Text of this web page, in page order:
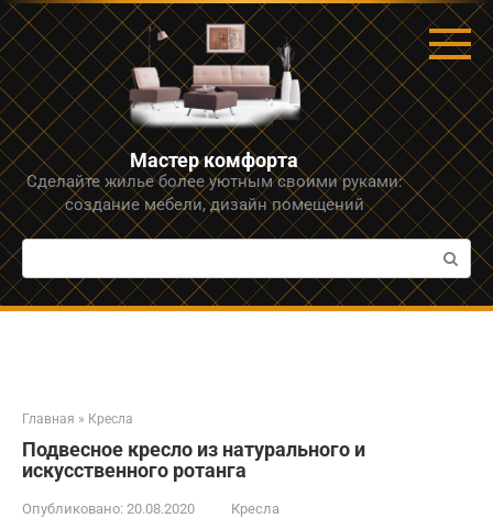
Перейти
к
контенту
Мастер комфорта
Сделайте жилье более уютным своими руками:
создание мебели, дизайн помещений
Поиск:
Главная » Кресла
Подвесное кресло из натурального и
искусственного ротанга
Опубликовано: 20.08.2020 Кресла